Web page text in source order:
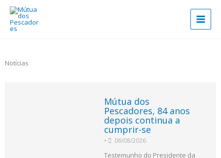
content
Notícias
Mútua dos
Pescadores, 84 anos
depois continua a
cumprir-se
• 06/08/2026
Testemunho do Presidente da